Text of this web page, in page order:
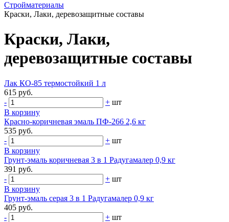
Стройматериалы
Краски, Лаки, деревозащитные составы
Краски, Лаки,
деревозащитные составы
Лак КО-85 термостойкий 1 л
615 руб.
-
+ шт
В корзину
Красно-коричневая эмаль ПФ-266 2,6 кг
535 руб.
-
+ шт
В корзину
Грунт-эмаль коричневая 3 в 1 Радугамалер 0,9 кг
391 руб.
-
+ шт
В корзину
Грунт-эмаль серая 3 в 1 Радугамалер 0,9 кг
405 руб.
-
+ шт